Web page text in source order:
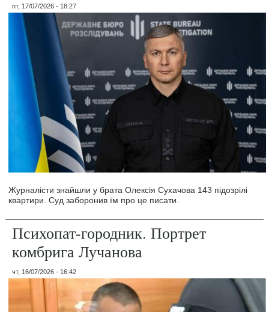
пт, 17/07/2026 - 18:27
Журналісти знайшли у брата Олексія Сухачова 143 підозрілі
квартири. Суд заборонив їм про це писати.
Психопат-городник. Портрет
комбрига Лучанова
чт, 16/07/2026 - 16:42